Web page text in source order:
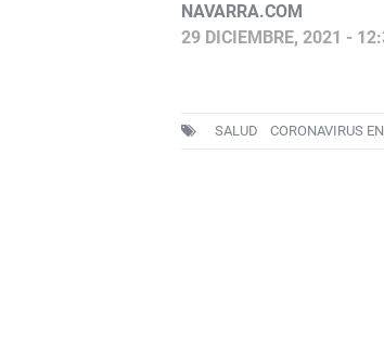
NAVARRA.COM
29 DICIEMBRE, 2021 -
SALUD CORONAVIRUS